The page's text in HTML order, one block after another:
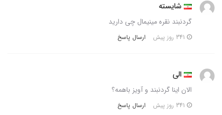
شایسته
گردنبند نقره مینیمال چی دارید
ارسال پاسخ
الی
الان اینا گردنبند و آویز باهمه؟
ارسال پاسخ